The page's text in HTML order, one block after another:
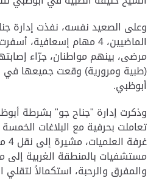
وعلى الصعيد نفسه، نفذت إدارة
مرضى، بينهم مواطنان، جرّاء
(طبية ومرورية) وقعت جميعها في
أبوظبي.
وذكرت إدارة "جناح جو" بشرطة
تعاملت بحرفية مع البلاغات
مستشفيات بالمنطقة الغربية
والمفرق والرحبة، استكمالاً لتقلي